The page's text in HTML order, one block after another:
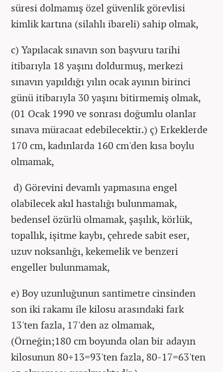
süresi dolmamış özel güvenlik görevlisi
kimlik kartına (silahlı ibareli) sahip olmak,
c) Yapılacak sınavın son başvuru tarihi
itibarıyla 18 yaşını doldurmuş, merkezi
sınavın yapıldığı yılın ocak ayının birinci
günü itibarıyla 30 yaşını bitirmemiş olmak,
(01 Ocak 1990 ve sonrası doğumlu olanlar
sınava müracaat edebilecektir.) ç) Erkeklerde
170 cm, kadınlarda 160 cm'den kısa boylu
olmamak,
d) Görevini devamlı yapmasına engel
olabilecek akıl hastalığı bulunmamak,
bedensel özürlü olmamak, şaşılık, körlük,
topallık, işitme kaybı, çehrede sabit eser,
uzuv noksanlığı, kekemelik ve benzeri
engeller bulunmamak,
e) Boy uzunluğunun santimetre cinsinden
son iki rakamı ile kilosu arasındaki fark
13'ten fazla, 17'den az olmamak,
(Örneğin;180 cm boyunda olan bir adayın
kilosunun 80+13=93'ten fazla, 80-17=63'ten